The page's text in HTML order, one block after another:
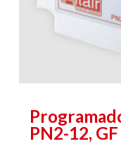
PN2-12,